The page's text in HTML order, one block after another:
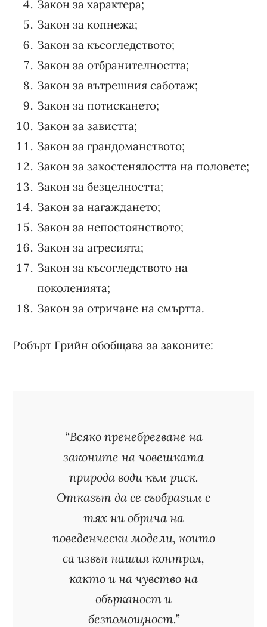
Закон за характера;
Закон за копнежа;
Закон за късогледството;
Закон за отбранителността;
Закон за вътрешния саботаж;
Закон за потискането;
Закон за завистта;
Закон за грандоманството;
Закон за закостенялостта на половете;
Закон за безцелността;
Закон за нагаждането;
Закон за непостоянството;
Закон за агресията;
Закон за късогледството на
поколенията;
Закон за отричане на смъртта.
Робърт Грийн обобщава за законите:
“Всяко пренебрегване на
законите на човешката
природа води към риск.
Отказът да се съобразим с
тях ни обрича на
поведенчески модели, които
са извън нашия контрол,
както и на чувство на
обърканост и
безпомощност.”